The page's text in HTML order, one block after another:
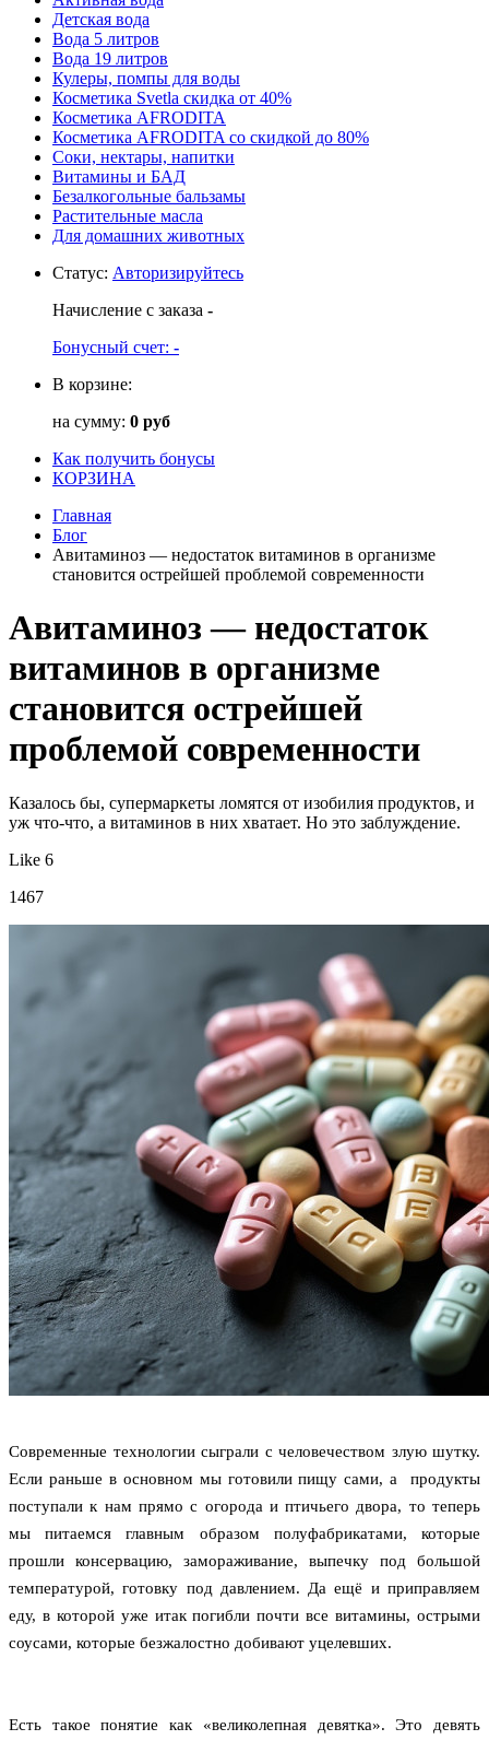
Детская вода
Вода 5 литров
Вода 19 литров
Кулеры, помпы для воды
Косметика Svetla скидка от 40%
Косметика AFRODITA
Косметика AFRODITA со скидкой до 80%
Соки, нектары, напитки
Витамины и БАД
Безалкогольные бальзамы
Растительные масла
Для домашних животных
Статус: Авторизируйтесь
Начисление с заказа -
Бонусный счет: -
В корзине:
на сумму: 0 руб
Как получить бонусы
КОРЗИНА
Главная
Блог
Авитаминоз — недостаток витаминов в организме
становится острейшей проблемой современности
Авитаминоз — недостаток
витаминов в организме
становится острейшей
проблемой современности
Казалось бы, супермаркеты ломятся от изобилия продуктов, и
уж что-что, а витаминов в них хватает. Но это заблуждение.
Like 6
1467
Современные технологии сыграли с человечеством злую шутку.
Если раньше в основном мы готовили пищу сами, а  продукты
поступали к нам прямо с огорода и птичьего двора, то теперь
мы питаемся главным образом полуфабрикатами, которые
прошли консервацию, замораживание, выпечку под большой
температурой, готовку под давлением. Да ещё и приправляем
еду, в которой уже итак погибли почти все витамины, острыми
соусами, которые безжалостно добивают уцелевших.
Есть такое понятие как «великолепная девятка». Это девять